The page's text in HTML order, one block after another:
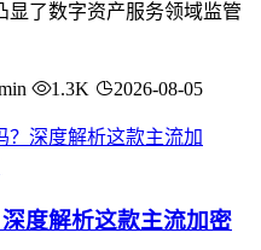
显了数字资产服务领域监管
1.3K 2026-08-05
度解析这款主流加密